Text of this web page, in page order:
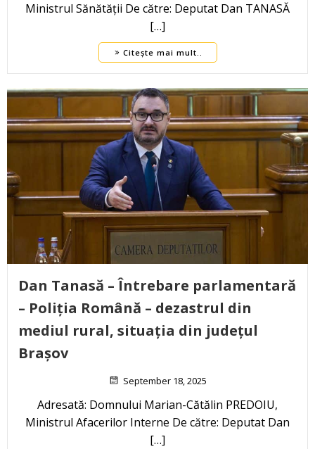
Ministrul Sănătății De către: Deputat Dan TANASĂ
[…]
Citește mai mult..
Dan Tanasă – Întrebare parlamentară
– Poliția Română – dezastrul din
mediul rural, situația din județul
Brașov
September 18, 2025
Adresată: Domnului Marian-Cătălin PREDOIU,
Ministrul Afacerilor Interne De către: Deputat Dan
[…]